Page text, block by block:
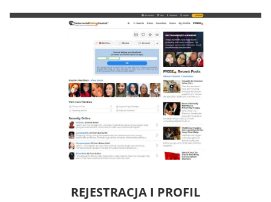
REJESTRACJA I PROFIL